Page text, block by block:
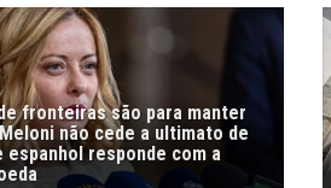
fronteiras são para manter
não cede a ultimato de
espanhol responde com a